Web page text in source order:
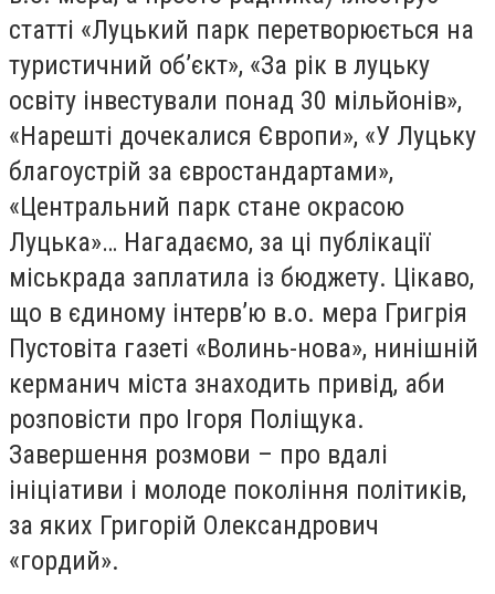
статті «Луцький парк перетворюється на
туристичний об’єкт», «За рік в луцьку
освіту інвестували понад 30 мільйонів»,
«Нарешті дочекалися Європи», «У Луцьку
благоустрій за євростандартами»,
«Центральний парк стане окрасою
Луцька»… Нагадаємо, за ці публікації
міськрада заплатила із бюджету. Цікаво,
що в єдиному інтерв’ю в.о. мера Григрія
Пустовіта газеті «Волинь-нова», нинішній
керманич міста знаходить привід, аби
розповісти про Ігоря Поліщука.
Завершення розмови – про вдалі
ініціативи і молоде покоління політиків,
за яких Григорій Олександрович
«гордий».